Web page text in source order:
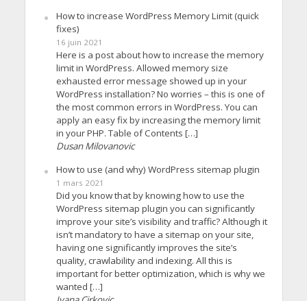
How to increase WordPress Memory Limit (quick
fixes)
16 juin 2021
Here is a post about how to increase the memory
limit in WordPress. Allowed memory size
exhausted error message showed up in your
WordPress installation? No worries – this is one of
the most common errors in WordPress. You can
apply an easy fix by increasing the memory limit
in your PHP. Table of Contents […]
Dusan Milovanovic
How to use (and why) WordPress sitemap plugin
1 mars 2021
Did you know that by knowing how to use the
WordPress sitemap plugin you can significantly
improve your site’s visibility and traffic? Although it
isn’t mandatory to have a sitemap on your site,
having one significantly improves the site’s
quality, crawlability and indexing. All this is
important for better optimization, which is why we
wanted […]